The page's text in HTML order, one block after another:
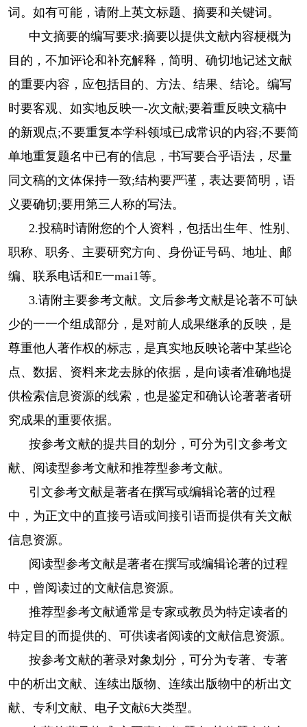
词。如有可能，请附上英文标题、摘要和关键词。
中文摘要的编写要求:摘要以提供文献内容梗概为
目的，不加评论和补充解释，简明、确切地记述文献
的重要内容，应包括目的、方法、结果、结论。编写
时要客观、如实地反映一-次文献;要着重反映文稿中
的新观点;不要重复本学科领域已成常识的内容;不要简
单地重复题名中已有的信息，书写要合乎语法，尽量
同文稿的文体保持一致;结构要严谨，表达要简明，语
义要确切;要用第三人称的写法。
2.投稿时请附您的个人资料，包括出生年、性别、
职称、职务、主要研究方向、身份证号码、地址、邮
编、联系电话和E一mai1等。
3.请附主要参考文献。文后参考文献是论著不可缺
少的一一个组成部分，是对前人成果继承的反映，是
尊重他人著作权的标志，是真实地反映论著中某些论
点、数据、资料来龙去脉的依据，是向读者准确地提
供检索信息资源的线索，也是鉴定和确认论著著者研
究成果的重要依据。
按参考文献的提共目的划分，可分为引文参考文
献、阅读型参考文献和推荐型参考文献。
引文参考文献是著者在撰写或编辑论著的过程
中，为正文中的直接弓语或间接引语而提供有关文献
信息资源。
阅读型参考文献是著者在撰写或编辑论著的过程
中，曾阅读过的文献信息资源。
推荐型参考文献通常是专家或教员为特定读者的
特定目的而提供的、可供读者阅读的文献信息资源。
按参考文献的著录对象划分，可分为专著、专著
中的析出文献、连续出版物、连续出版物中的析出文
献、专利文献、电子文献6大类型。